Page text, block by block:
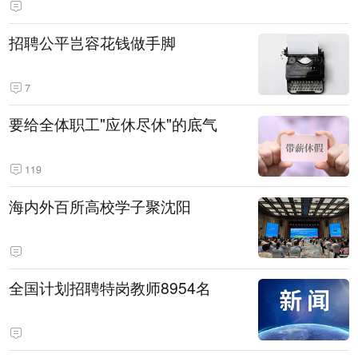
招聘公平岂容花钱做手脚
7
要给全体职工"应休尽休"的底气
119
海内外百所高校学子聚沈阳
全国计划招聘特岗教师8954名